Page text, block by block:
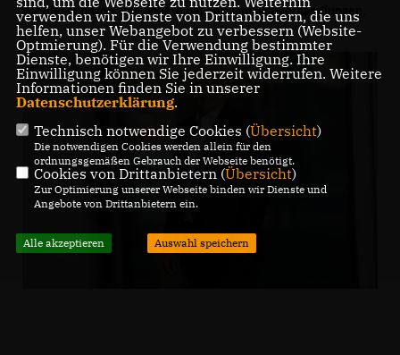
vor dieser davon, wie andere bei den Jamaika-Verhandlungen.
verwenden wir Dienste von Drittanbietern, die uns
helfen, unser Webangebot zu verbessern (Website-
Optmierung). Für die Verwendung bestimmter
Dienste, benötigen wir Ihre Einwilligung. Ihre
Einwilligung können Sie jederzeit widerrufen. Weitere
Informationen finden Sie in unserer
Datenschutzerklärung.
Technisch notwendige Cookies (Übersicht)
Die notwendigen Cookies werden allein für den
ordnungsgemäßen Gebrauch der Webseite benötigt.
Cookies von Drittanbietern (Übersicht)
Zur Optimierung unserer Webseite binden wir Dienste und
Angebote von Drittanbietern ein.
Alle akzeptieren Auswahl speichern